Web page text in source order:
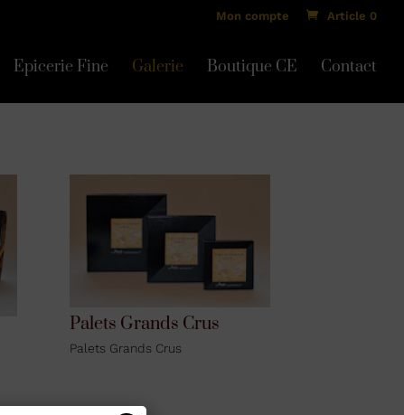
Mon compte Article 0
Epicerie Fine Galerie Boutique CE Contact
Palets Grands Crus
Palets Grands Crus